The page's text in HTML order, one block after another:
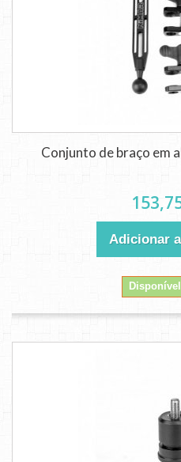
Conjunto de braço em
Adicionar